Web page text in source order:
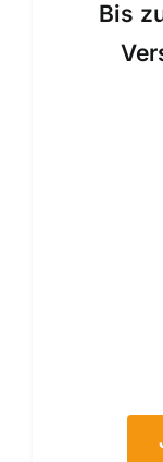
Bis